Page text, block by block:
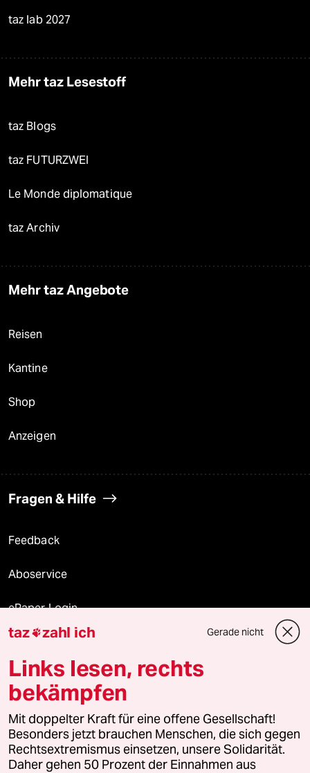
taz lab 2027
Mehr taz Lesestoff
taz Blogs
taz FUTURZWEI
Le Monde diplomatique
taz Archiv
Mehr taz Angebote
Reisen
Kantine
Shop
Anzeigen
Fragen & Hilfe
Feedback
Aboservice
ePaper Login
Downloads für Abonnierende
© 2026 taz Verlags und Vertriebs GmbH
Alle Rechte vorbehalten. Bei rechtlichen Fragen oder für Genehmigungen
wenden Sie sich bitte an
lizenzen@taz.de
taz zahl ich Gerade nicht
Links lesen, rechts
bekämpfen
Mit doppelter Kraft für eine offene Gesellschaft!
Besonders jetzt brauchen Menschen, die sich gegen
Rechtsextremismus einsetzen, unsere Solidarität.
Daher gehen 50 Prozent der Einnahmen aus